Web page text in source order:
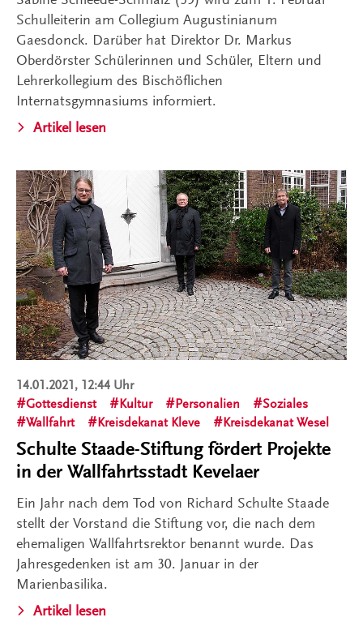
Schulleiterin am Collegium Augustinianum
Gaesdonck. Darüber hat Direktor Dr. Markus
Oberdörster Schülerinnen und Schüler, Eltern und
Lehrerkollegium des Bischöflichen
Internatsgymnasiums informiert.
Artikel lesen
14.01.2021, 12:44 Uhr
Gottesdienst
Kultur Personalien
Soziales
Wallfahrt
Kreisdekanat Kleve Kreisdekanat Wesel
Schulte Staade-Stiftung fördert Projekte
in der Wallfahrtsstadt Kevelaer
Ein Jahr nach dem Tod von Richard Schulte Staade
stellt der Vorstand die Stiftung vor, die nach dem
ehemaligen Wallfahrtsrektor benannt wurde. Das
Jahresgedenken ist am 30. Januar in der
Marienbasilika.
Artikel lesen